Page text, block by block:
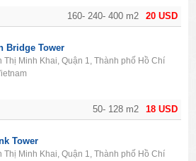
20 USD
160- 240- 400 m2
18 USD
50- 128 m2
Bridge Tower
Thị Minh Khai, Quận 1, Thành phố Hồ Chí
Tower
Thị Minh Khai, Quận 1, Thành phố Hồ Chí